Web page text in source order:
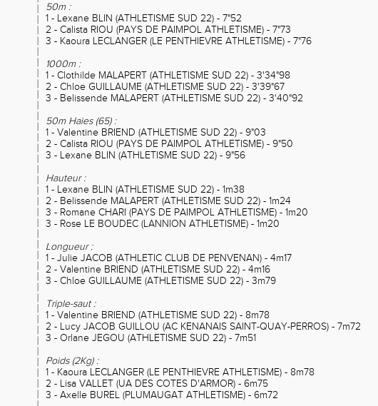
50m :
1 - Lexane BLIN (ATHLETISME SUD 22) - 7"52
2 - Calista RIOU (PAYS DE PAIMPOL ATHLETISME) - 7"73
3 - Kaoura LECLANGER (LE PENTHIEVRE ATHLETISME) - 7"76
1000m :
1 - Clothilde MALAPERT (ATHLETISME SUD 22) - 3'34"98
2 - Chloe GUILLAUME (ATHLETISME SUD 22) - 3'39"67
3 - Belissende MALAPERT (ATHLETISME SUD 22) - 3'40"92
50m Haies (65) :
1 - Valentine BRIEND (ATHLETISME SUD 22) - 9"03
2 - Calista RIOU (PAYS DE PAIMPOL ATHLETISME) - 9"50
3 - Lexane BLIN (ATHLETISME SUD 22) - 9"56
Hauteur :
1 - Lexane BLIN (ATHLETISME SUD 22) - 1m38
2 - Belissende MALAPERT (ATHLETISME SUD 22) - 1m24
3 - Romane CHARI (PAYS DE PAIMPOL ATHLETISME) - 1m20
3 - Rose LE BOUDEC (LANNION ATHLETISME) - 1m20
Longueur :
1 - Julie JACOB (ATHLETIC CLUB DE PENVENAN) - 4m17
2 - Valentine BRIEND (ATHLETISME SUD 22) - 4m16
3 - Chloe GUILLAUME (ATHLETISME SUD 22) - 3m79
Triple-saut :
1 - Valentine BRIEND (ATHLETISME SUD 22) - 8m78
2 - Lucy JACOB GUILLOU (AC KENANAIS SAINT-QUAY-PERROS) - 7m72
3 - Orlane JEGOU (ATHLETISME SUD 22) - 7m51
Poids (2Kg) :
1 - Kaoura LECLANGER (LE PENTHIEVRE ATHLETISME) - 8m78
2 - Lisa VALLET (UA DES COTES D'ARMOR) - 6m75
3 - Axelle BUREL (PLUMAUGAT ATHLETISME) - 6m72